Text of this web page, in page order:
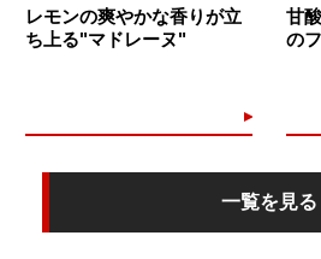
レモンの爽やかな香りが立
ち上る"マドレーヌ"
甘
の
一覧を見る